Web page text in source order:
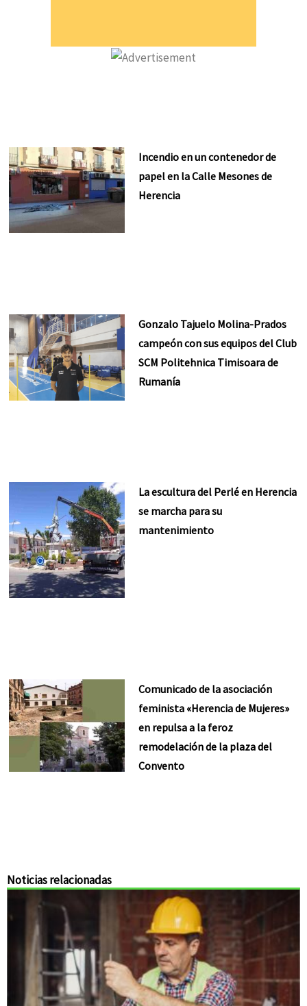
Incendio en un contenedor de
papel en la Calle Mesones de
Herencia
Gonzalo Tajuelo Molina-Prados
campeón con sus equipos del Club
SCM Politehnica Timisoara de
Rumanía
La escultura del Perlé en Herencia
se marcha para su
mantenimiento
Comunicado de la asociación
feminista «Herencia de Mujeres»
en repulsa a la feroz
remodelación de la plaza del
Convento
Noticias relacionadas